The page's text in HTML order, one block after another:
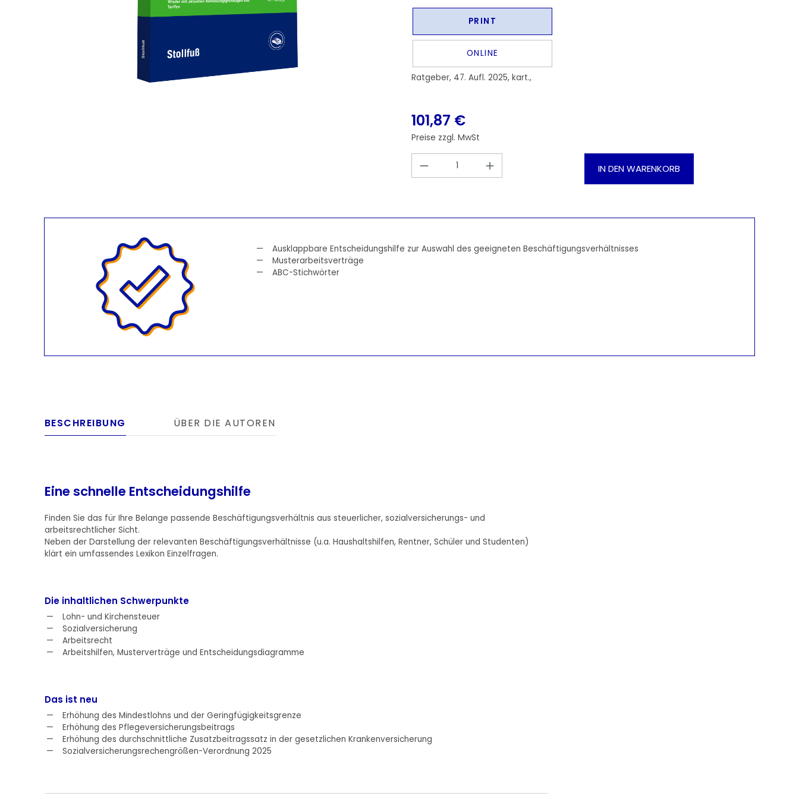
PRINT
ONLINE
Ratgeber, 47. Aufl. 2025, kart.,
101,87 €
Preise zzgl. MwSt
Produkt Anzahl: Gib den gewünschten Wert ein oder
IN DEN WARENKORB
Ausklappbare Entscheidungshilfe zur Auswahl des geeigneten Beschäftigungsverhältnisses
Musterarbeitsverträge
ABC-Stichwörter
BESCHREIBUNG ÜBER DIE AUTOREN
Eine schnelle Entscheidungshilfe
Finden Sie das für Ihre Belange passende Beschäftigungsverhältnis aus steuerlicher, sozialversicherungs- und
arbeitsrechtlicher Sicht.
Neben der Darstellung der relevanten Beschäftigungsverhältnisse (u.a. Haushaltshilfen, Rentner, Schüler und Studenten)
klärt ein umfassendes Lexikon Einzelfragen.
Die inhaltlichen Schwerpunkte
Lohn- und Kirchensteuer
Sozialversicherung
Arbeitsrecht
Arbeitshilfen, Musterverträge und Entscheidungsdiagramme
Das ist neu
Erhöhung des Mindestlohns und der Geringfügigkeitsgrenze
Erhöhung des Pflegeversicherungsbeitrags
Erhöhung des durchschnittliche Zusatzbeitragssatz in der gesetzlichen Krankenversicherung
Sozialversicherungsrechengrößen-Verordnung 2025